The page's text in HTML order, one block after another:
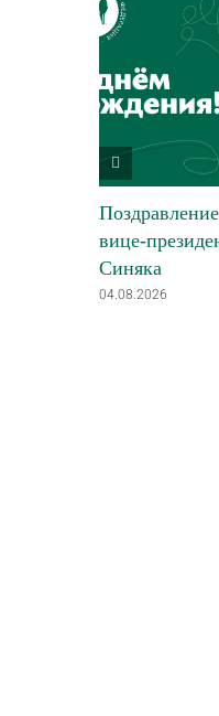
вице-
Синяка
04.08.2026